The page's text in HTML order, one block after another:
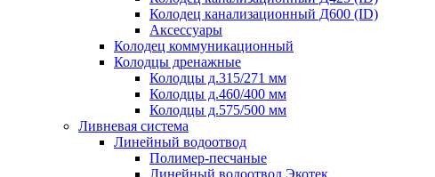
Колодец канализационный Д600 (ID)
Аксессуары
Колодец коммуникационный
Колодцы дренажные
Колодцы д.315/271 мм
Колодцы д.460/400 мм
Колодцы д.575/500 мм
Ливневая система
Линейный водоотвод
Полимер-песчаные
Линейный водоотвод Экотек